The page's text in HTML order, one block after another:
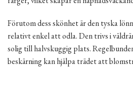
Förutom dess skönhet är den tyska
relativt enkel att odla. Den trivs i
solig till halvskuggig plats.
beskärning kan hjälpa trädet att